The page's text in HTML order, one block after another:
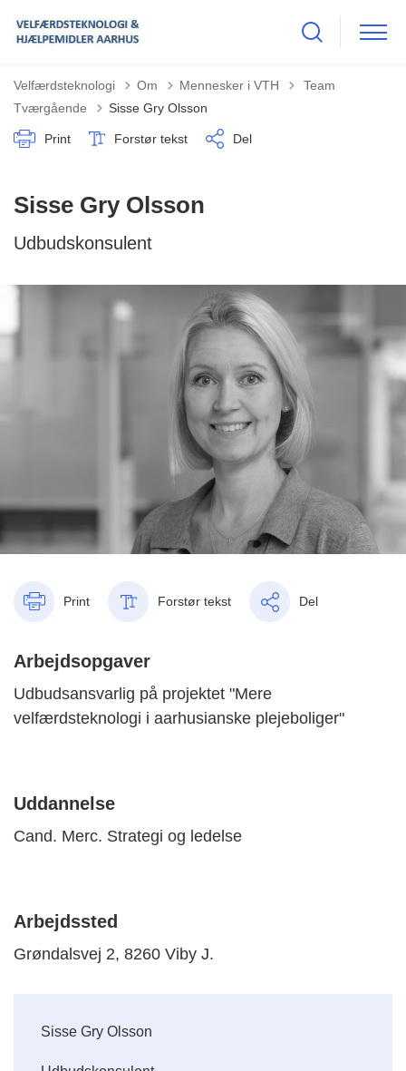
Velfærdsteknologi Om Mennesker i VTH Tilbage til
Team
Tværgående
Sisse Gry Olsson
Print Forstør tekst Del
Sisse Gry Olsson
Udbudskonsulent
Print Forstør tekst Del
Arbejdsopgaver
Udbudsansvarlig på projektet "Mere
velfærdsteknologi i aarhusianske plejeboliger"
Uddannelse
Cand. Merc. Strategi og ledelse
Arbejdssted
Grøndalsvej 2, 8260 Viby J.
Sisse Gry Olsson